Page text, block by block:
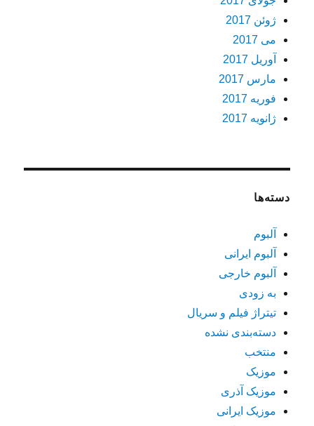
ژوئن 2017
می 2017
آوریل 2017
مارس 2017
فوریه 2017
ژانویه 2017
دسته‌ها
آلبوم
آلبوم ایرانی
آلبوم خارجی
به زودی
تیتراژ فیلم و سریال
دسته‌بندی نشده
منتخب
موزیک
موزیک آذری
موزیک ایرانی